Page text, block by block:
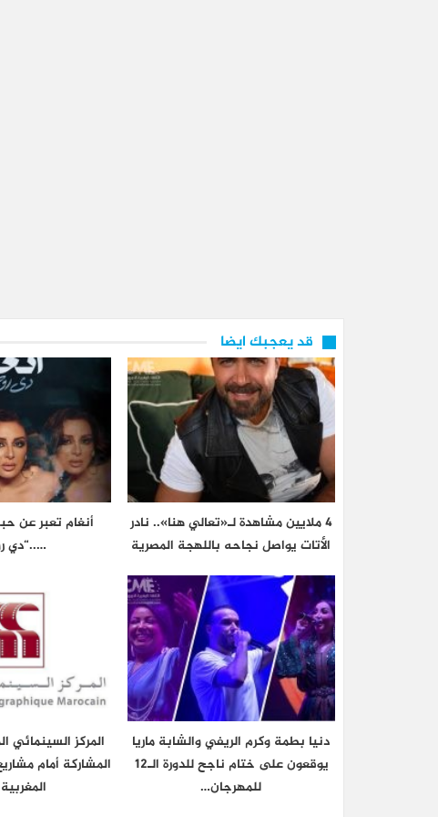
قد يعجبك ايضا
4 ملايين مشاهدة لـ«تعالي هنا».. نادر
الأتات يواصل نجاحه باللهجة المصرية
أنغام تعبر عن
…..“دي
دنيا بطمة وكرم الريفي والشابة ماريا
يوقعون على ختام ناجح للدورة الـ12
للمهرجان…
المركز السينمائي
المشاركة أمام